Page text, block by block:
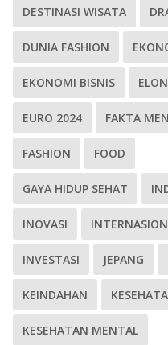
DESTINASI WISATA
DUNIA FASHION
EKONOMI BISNIS
EURO 2024 FAKTA
FASHION FOOD
GAYA HIDUP SEHAT
INOVASI
INVESTASI JEPANG
KEINDAHAN
KESEHATAN MENTAL